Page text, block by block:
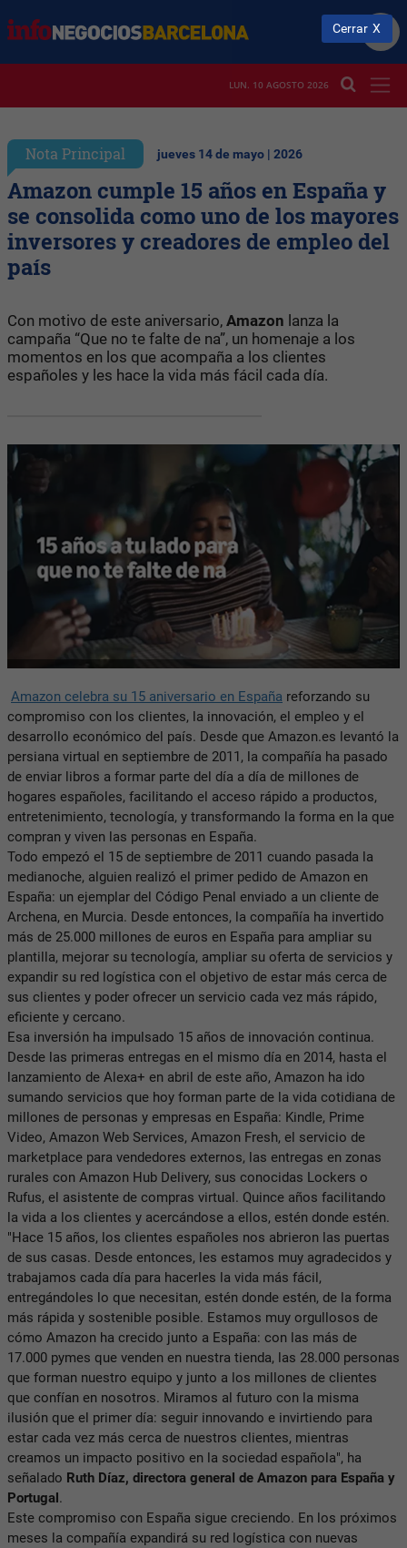
LUN. 10 AGOSTO 2026
Nota Principal jueves 14 de mayo | 2026
Amazon cumple 15 años en España y
se consolida como uno de los mayores
inversores y creadores de empleo del
país
Con motivo de este aniversario, Amazon lanza la
campaña “Que no te falte de na”, un homenaje a los
momentos en los que acompaña a los clientes
españoles y les hace la vida más fácil cada día.
Amazon celebra su 15 aniversario en España reforzando su
compromiso con los clientes, la innovación, el empleo y el
desarrollo económico del país. Desde que Amazon.es levantó la
persiana virtual en septiembre de 2011, la compañía ha pasado
de enviar libros a formar parte del día a día de millones de
hogares españoles, facilitando el acceso rápido a productos,
entretenimiento, tecnología, y transformando la forma en la que
compran y viven las personas en España.
Todo empezó el 15 de septiembre de 2011 cuando pasada la
medianoche, alguien realizó el primer pedido de Amazon en
España: un ejemplar del Código Penal enviado a un cliente de
Archena, en Murcia. Desde entonces, la compañía ha invertido
más de 25.000 millones de euros en España para ampliar su
plantilla, mejorar su tecnología, ampliar su oferta de servicios y
expandir su red logística con el objetivo de estar más cerca de
sus clientes y poder ofrecer un servicio cada vez más rápido,
eficiente y cercano.
Esa inversión ha impulsado 15 años de innovación continua.
Desde las primeras entregas en el mismo día en 2014, hasta el
lanzamiento de Alexa+ en abril de este año, Amazon ha ido
sumando servicios que hoy forman parte de la vida cotidiana de
millones de personas y empresas en España: Kindle, Prime
Video, Amazon Web Services, Amazon Fresh, el servicio de
marketplace para vendedores externos, las entregas en zonas
rurales con Amazon Hub Delivery, sus conocidas Lockers o
Rufus, el asistente de compras virtual. Quince años facilitando
la vida a los clientes y acercándose a ellos, estén donde estén.
"Hace 15 años, los clientes españoles nos abrieron las puertas
de sus casas. Desde entonces, les estamos muy agradecidos y
trabajamos cada día para hacerles la vida más fácil,
entregándoles lo que necesitan, estén donde estén, de la forma
más rápida y sostenible posible. Estamos muy orgullosos de
cómo Amazon ha crecido junto a España: con las más de
17.000 pymes que venden en nuestra tienda, las 28.000 personas
que forman nuestro equipo y junto a los millones de clientes
que confían en nosotros. Miramos al futuro con la misma
ilusión que el primer día: seguir innovando e invirtiendo para
estar cada vez más cerca de nuestros clientes, mientras
creamos un impacto positivo en la sociedad española", ha
señalado Ruth Díaz, directora general de Amazon para España y
Portugal.
Este compromiso con España sigue creciendo. En los próximos
meses la compañía expandirá su red logística con nuevas
Cerrar